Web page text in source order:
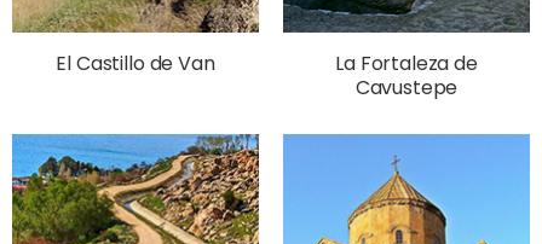
El Castillo de Van
La Fortaleza de
Cavustepe